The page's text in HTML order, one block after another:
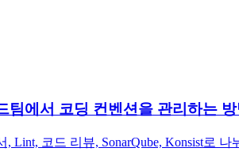
팀에서 코딩 컨벤션을 관리하는 방
, Lint, 코드 리뷰, SonarQube, Konsist로